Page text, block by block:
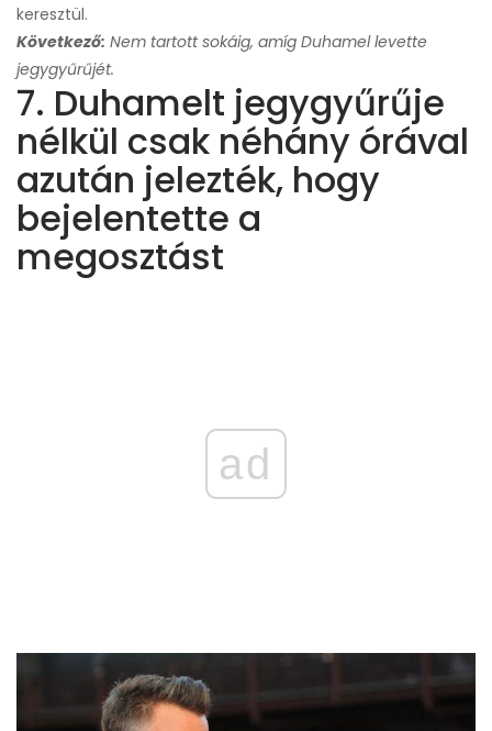
keresztül.
Következő: Nem tartott sokáig, amíg Duhamel levette
jegygyűrűjét.
7. Duhamelt jegygyűrűje
nélkül csak néhány órával
azután jelezték, hogy
bejelentette a
megosztást
ad